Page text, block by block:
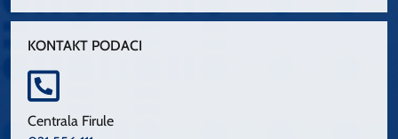
KONTAKT PODACI
Centrala Firule